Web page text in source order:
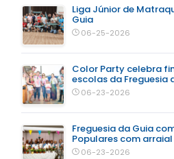
Liga Júnior de
Guia
06-25-2026
Color Party celebra
escolas da Freguesia
06-23-2026
Freguesia da Guia
Populares com
06-23-2026